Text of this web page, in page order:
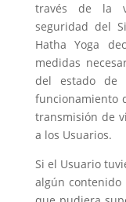
través de la
seguridad del
Hatha Yoga
medidas
del estado de
funcionamiento
transmisión de
a los Usuarios.
Si el Usuario
algún